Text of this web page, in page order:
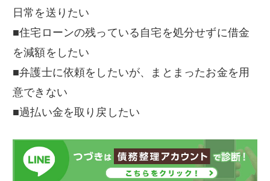
日常を送りたい
■住宅ローンの残っている自宅を処分せずに借金
を減額をしたい
■弁護士に依頼をしたいが、まとまったお金を用
意できない
■過払い金を取り戻したい